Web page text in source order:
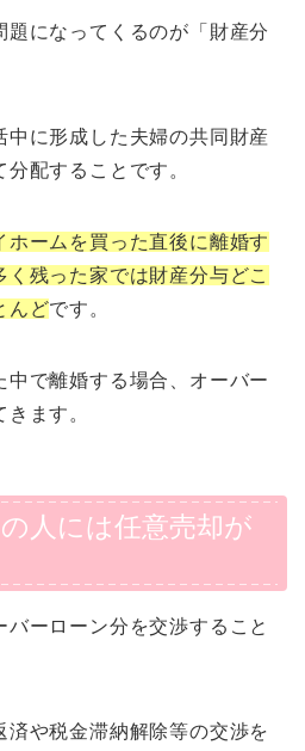
題になってくるのが「財産分
中に形成した夫婦の共同財産
配することです。
ームを買った直後に離婚す
残った家では財産分与どこ
んどです。
で離婚する場合、オーバー
ます。
人には任意売却が
ーローン分を交渉すること
や税金滞納解除等の交渉を